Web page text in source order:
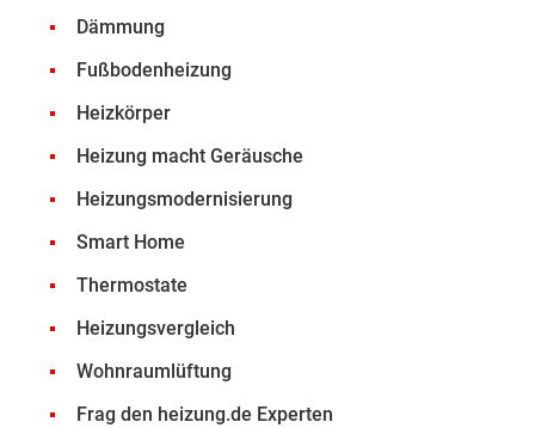
Dämmung
Fußbodenheizung
Heizkörper
Heizung macht Geräusche
Heizungsmodernisierung
Smart Home
Thermostate
Heizungsvergleich
Wohnraumlüftung
Frag den heizung.de Experten